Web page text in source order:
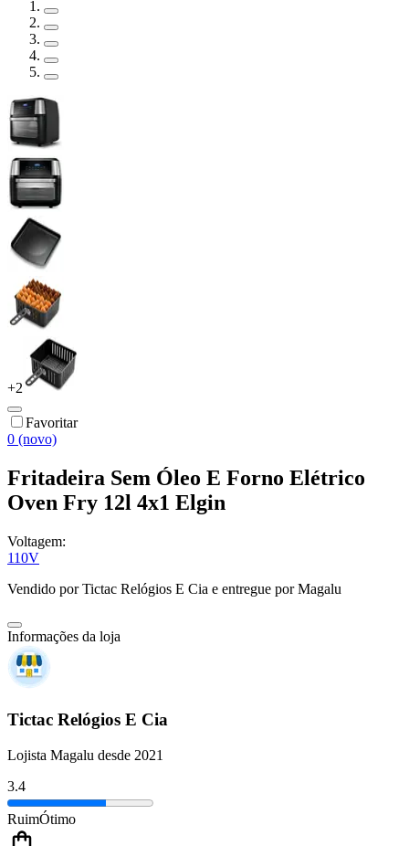
+2
Favoritar
0 (novo)
Fritadeira Sem Óleo E Forno Elétrico
Oven Fry 12l 4x1 Elgin
Voltagem:
110V
Vendido porTictac Relógios E Cia e entregue por Magalu
Informações da loja
Tictac Relógios E Cia
Lojista Magalu desde 2021
3.4
RuimÓtimo